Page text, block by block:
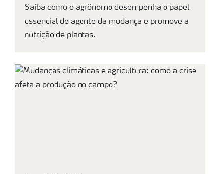
Saiba como o agrônomo desempenha o papel
essencial de agente da mudança e promove a
nutrição de plantas.